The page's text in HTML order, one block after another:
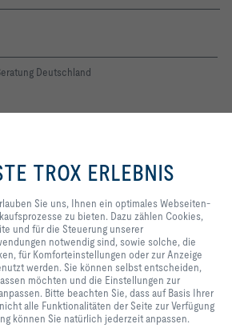
Deutschland
YOUTUBE
FACEBOOK
LINKEDIN
INSTAGRAM
Einkaufsbedingungen
Sie uns, Ihnen ein optimales
Webseiten-Erlebnis und einfache
zählen Cookies, die für den
Betrieb der Seite und für die
Steuerung unserer
Dienstleistungen und
Anwendungen notwendig sind,
sowie solche, die lediglich zu
Statistikzwecken, für
Komforteinstellungen oder zur
Anzeige personalisierter Inhalte
genutzt werden. Sie können selbst
TROX ERLEBNIS
Sie uns, Ihnen ein optimales Webseiten-
zu bieten. Dazu zählen Cookies,
und für die Steuerung unserer
notwendig sind, sowie solche, die
für Komforteinstellungen oder zur Anzeige
werden. Sie können selbst entscheiden,
möchten und die Einstellungen zur
Bitte beachten Sie, dass auf Basis Ihrer
alle Funktionalitäten der Seite zur Verfügung
können Sie natürlich jederzeit anpassen.